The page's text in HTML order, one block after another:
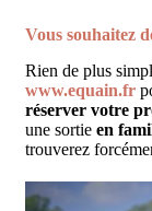
Vous souhaitez
Rien de plus
www.equain.fr
réserver votre
une sortieen
trouverez